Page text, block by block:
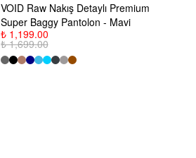
VOID Raw Nakış Detaylı Premium
Super Baggy Pantolon - Mavi
₺ 1,199.00
₺ 1,699.00